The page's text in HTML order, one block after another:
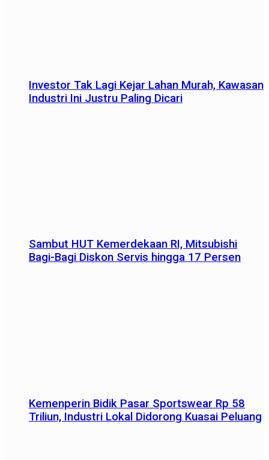
Investor Tak Lagi Kejar Lahan Murah, Kawasan
Industri Ini Justru Paling Dicari
Sambut HUT Kemerdekaan RI, Mitsubishi
Bagi-Bagi Diskon Servis hingga 17 Persen
Kemenperin Bidik Pasar Sportswear Rp 58
Triliun, Industri Lokal Didorong Kuasai Peluang